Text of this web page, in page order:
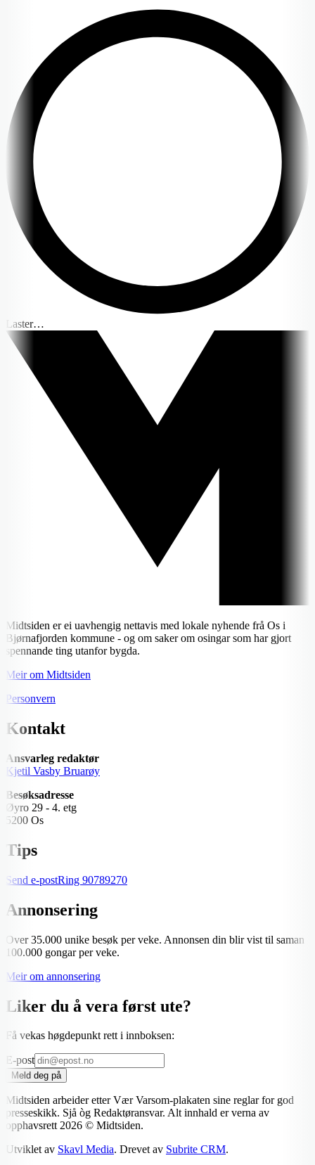
Laster…
Midtsiden er ei uavhengig nettavis med lokale nyhende frå Os i
Bjørnafjorden kommune - og om saker om osingar som har gjort
spennande ting utanfor bygda.
Meir om Midtsiden
Personvern
Kontakt
Ansvarleg redaktør
Kjetil Vasby Bruarøy
Besøksadresse
Øyro 29 - 4. etg
5200 Os
Tips
Send e-postRing 90789270
Annonsering
Over 35.000 unike besøk per veke. Annonsen din blir vist til saman
100.000 gongar per veke.
Meir om annonsering
Liker du å vera først ute?
Få vekas høgdepunkt rett i innboksen:
E-post
Meld deg på
Midtsiden arbeider etter Vær Varsom-plakaten sine reglar for god
presseskikk. Sjå òg Redaktøransvar. Alt innhald er verna av
opphavsrett2026 © Midtsiden.
Utviklet av Skavl Media. Drevet av Subrite CRM.